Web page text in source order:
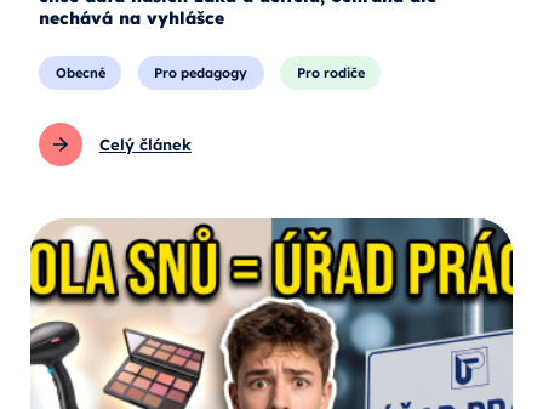
nechává na vyhlášce
Obecné Pro pedagogy Pro rodiče
Celý článek